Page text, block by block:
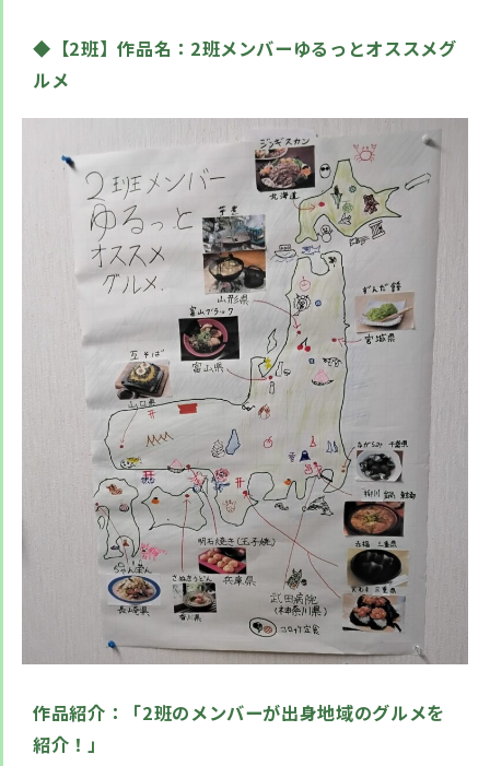
◆ 【2班】作品名：2班メンバーゆるっとオススメグ
ルメ
作品紹介：
「2班のメンバーが出身地域のグルメを
紹介！」